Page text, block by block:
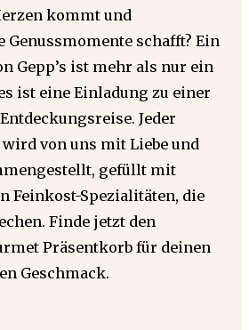
kommt und
Genussmomente schafft? Ein
Gepp’s ist mehr als nur ein
ist eine Einladung zu einer
Jeder
von uns mit Liebe und
gefüllt mit
Feinkost-Spezialitäten, die
Finde jetzt den
Präsentkorb für deinen
Geschmack.